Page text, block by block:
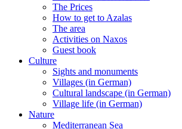
The Prices
How to get to Azalas
The area
Activities on Naxos
Guest book
Culture
Sights and monuments
Villages (in German)
Cultural landscape (in German)
Village life (in German)
Nature
Mediterranean Sea